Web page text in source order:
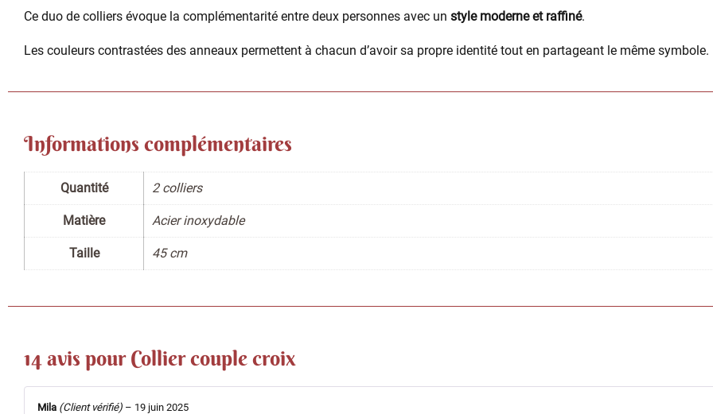
Ce duo de colliers évoque la complémentarité entre deux personnes avec un style moderne et raffiné.
Les couleurs contrastées des anneaux permettent à chacun d’avoir sa propre identité tout en partageant le même symbole.
Informations complémentaires
Quantité 2 colliers
Matière Acier inoxydable
Taille 45 cm
14 avis pourCollier couple croix
Mila (Client vérifié) – 19 juin 2025